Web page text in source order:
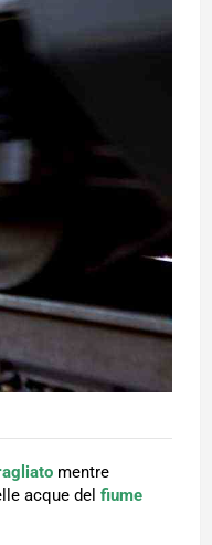
mentre
acque del fiume